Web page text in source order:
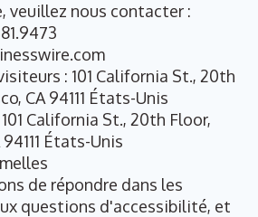
veuillez nous contacter :
: 101 California St., 20th
CA 94111 États-Unis
California St., 20th Floor,
États-Unis
de répondre dans les
questions d'accessibilité, et